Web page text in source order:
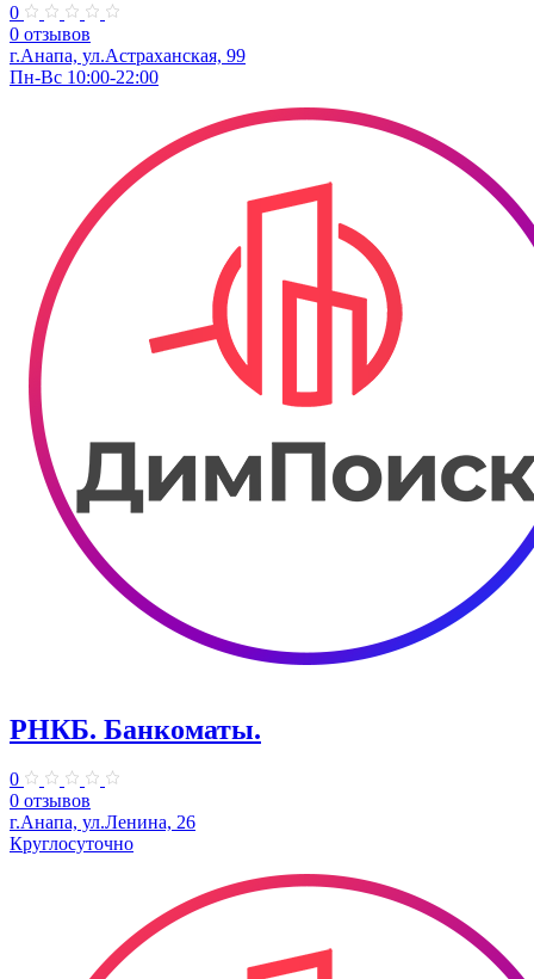
0
0 отзывов
г.Анапа, ул.Астраханская, 99
Пн-Вс 10:00-22:00
РНКБ. Банкоматы.
0
0 отзывов
г.Анапа, ул.Ленина, 26
Круглосуточно